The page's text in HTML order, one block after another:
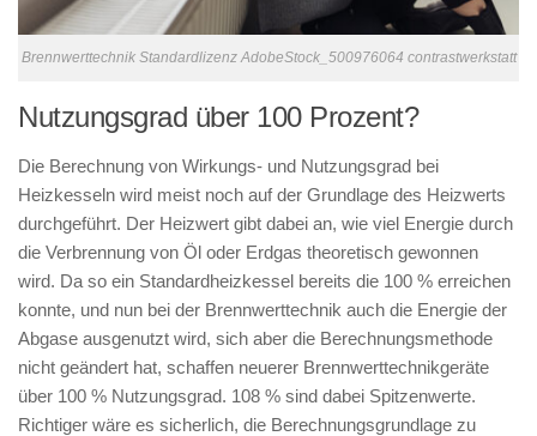
Brennwerttechnik Standardlizenz AdobeStock_500976064 contrastwerkstatt
Nutzungsgrad über 100 Prozent?
Die Berechnung von Wirkungs- und Nutzungsgrad bei
Heizkesseln wird meist noch auf der Grundlage des Heizwerts
durchgeführt. Der Heizwert gibt dabei an, wie viel Energie durch
die Verbrennung von Öl oder Erdgas theoretisch gewonnen
wird. Da so ein Standardheizkessel bereits die 100 % erreichen
konnte, und nun bei der Brennwerttechnik auch die Energie der
Abgase ausgenutzt wird, sich aber die Berechnungsmethode
nicht geändert hat, schaffen neuerer Brennwerttechnikgeräte
über 100 % Nutzungsgrad. 108 % sind dabei Spitzenwerte.
Richtiger wäre es sicherlich, die Berechnungsgrundlage zu